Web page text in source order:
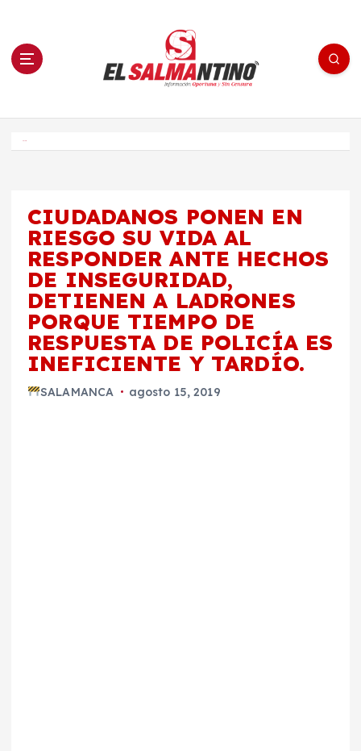
n El Salmantino - medios/noticias/editorial
CIUDADANOS PONEN EN
RIESGO SU VIDA AL
RESPONDER ANTE HECHOS
DE INSEGURIDAD,
DETIENEN A LADRONES
PORQUE TIEMPO DE
RESPUESTA DE POLICÍA ES
INEFICIENTE Y TARDÍO.
SALAMANCA agosto 15, 2019